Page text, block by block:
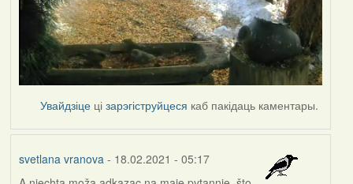
Увайдзіце цізарэгіструйцеся каб пакідаць каментары.
svetlana vranova - 18.02.2021 - 05:17